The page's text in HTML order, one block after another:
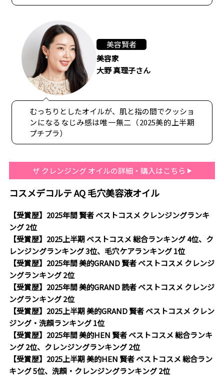
美容賢者
美容家
大野 真理子さん
むっちりとしたオイルが、肌と指の間でクッショ
ンになるなじみ感は唯一無二（2025美的上半期
プチプラ）
ザ クレンジング オイルの詳細・購入はこちら
コスメデコルテ AQ 毛穴美容液オイル
【受賞歴】2025年間 賢者 ベストコスメ クレンジングランキ
ング 2位
【受賞歴】2025上半期 ベストコスメ 総合ランキング 4位、ク
レンジングランキング 3位、毛穴ケアランキング 1位
【受賞歴】2025年間 美的GRAND 賢者 ベストコスメ クレンジ
ングランキング 2位
【受賞歴】2025年間 美的GRAND 読者 ベストコスメ クレンジ
ングランキング 2位
【受賞歴】2025上半期 美的GRAND 賢者 ベストコスメ クレン
ジング・洗顔ランキング 1位
【受賞歴】2025年間 美的HEN 賢者 ベストコスメ 総合ランキ
ング 2位、クレンジングランキング 2位
【受賞歴】2025上半期 美的HEN 賢者 ベストコスメ 総合ラン
キング 5位、洗顔・クレンジングランキング 2位